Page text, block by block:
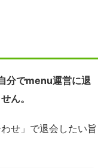
分でmenu運営に退
ん。
せ」で退会したい旨